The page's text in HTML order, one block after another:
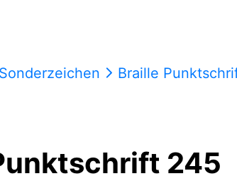
Sonderzeichen Braille
245